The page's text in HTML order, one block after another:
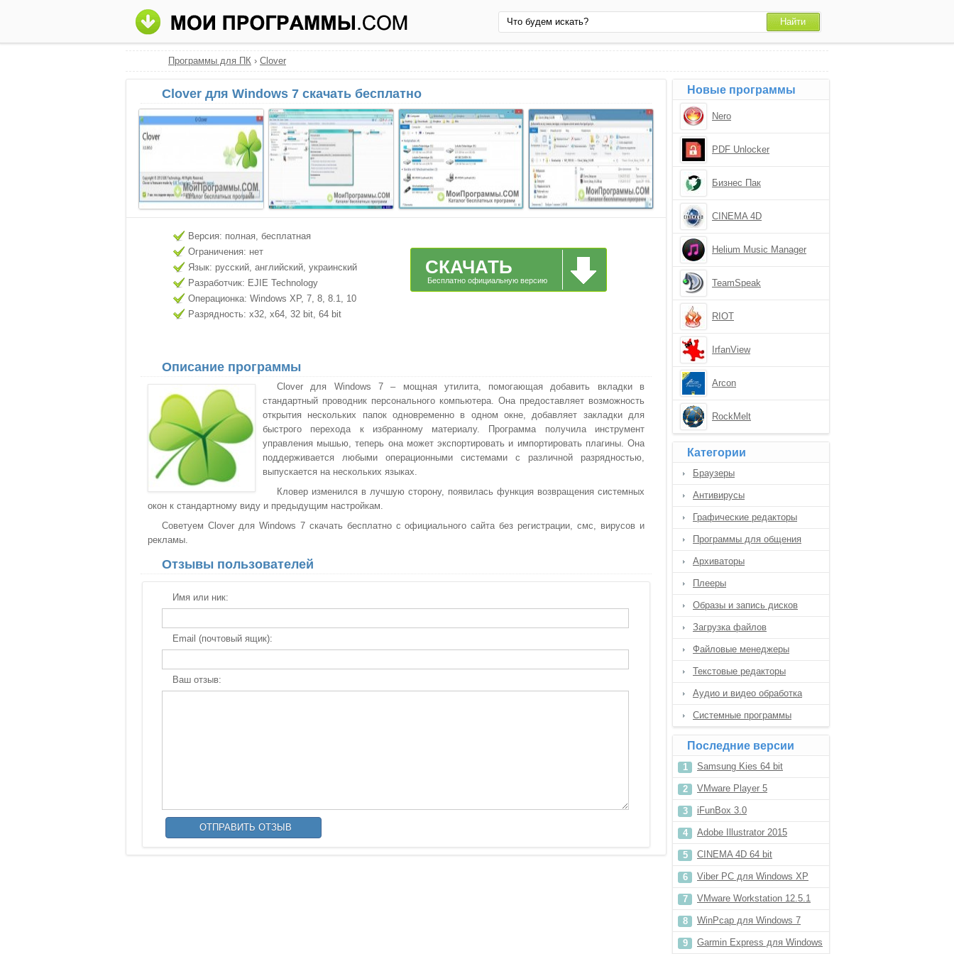
Программы для ПК › Clover
Clover для Windows 7 скачать бесплатно
Версия: полная, бесплатная
Ограничения: нет
Язык: русский, английский, украинский
Разработчик: EJIE Technology
Операционка: Windows XP, 7, 8, 8.1, 10
Разрядность: x32, x64, 32 bit, 64 bit
СКАЧАТЬ
Бесплатно официальную версию
Описание программы
Clover для Windows 7 – мощная утилита, помогающая добавить вкладки в
стандартный проводник персонального компьютера. Она предоставляет возможность
открытия нескольких папок одновременно в одном окне, добавляет закладки для
быстрого перехода к избранному материалу. Программа получила инструмент
управления мышью, теперь она может экспортировать и импортировать плагины. Она
поддерживается любыми операционными системами с различной разрядностью,
выпускается на нескольких языках.
Кловер изменился в лучшую сторону, появилась функция возвращения системных
окон к стандартному виду и предыдущим настройкам.
Советуем Clover для Windows 7 скачать бесплатно с официального сайта без регистрации, смс, вирусов и
рекламы.
Отзывы пользователей
Имя или ник:
Email (почтовый ящик):
Ваш отзыв:
Новые программы
Nero
PDF Unlocker
Бизнес Пак
CINEMA 4D
Helium Music Manager
TeamSpeak
RIOT
IrfanView
Arcon
RockMelt
Категории
Браузеры
Антивирусы
Графические редакторы
Программы для общения
Архиваторы
Плееры
Образы и запись дисков
Загрузка файлов
Файловые менеджеры
Текстовые редакторы
Аудио и видео обработка
Системные программы
Последние версии
Samsung Kies 64 bit
VMware Player 5
iFunBox 3.0
Adobe Illustrator 2015
CINEMA 4D 64 bit
Viber PC для Windows XP
VMware Workstation 12.5.1
WinPcap для Windows 7
Garmin Express для Windows